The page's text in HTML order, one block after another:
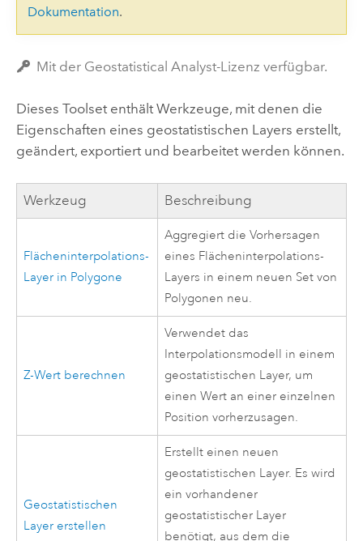
Dokumentation.
Mit der Geostatistical Analyst-Lizenz verfügbar.
Dieses Toolset enthält Werkzeuge, mit denen die
Eigenschaften eines geostatistischen Layers erstellt,
geändert, exportiert und bearbeitet werden können.
Werkzeug Beschreibung
Flächeninterpolations-
Layer in Polygone
Aggregiert die Vorhersagen
eines Flächeninterpolations-
Layers in einem neuen Set von
Polygonen neu.
Z-Wert berechnen
Verwendet das
Interpolationsmodell in einem
geostatistischen Layer, um
einen Wert an einer einzelnen
Position vorherzusagen.
Geostatistischen
Layer erstellen
Erstellt einen neuen
geostatistischen Layer. Es wird
ein vorhandener
geostatistischer Layer
benötigt, aus dem die